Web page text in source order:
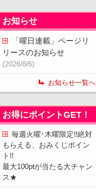
お知らせ
「曜日連載」ページリ
リースのお知らせ
(2026/8/6)
お知らせ一覧へ
お得にポイントGET！
毎週火曜･木曜限定!!絶対
もらえる、おみくじポイン
ト!!
最大100ptが当たる大チャン
ス★